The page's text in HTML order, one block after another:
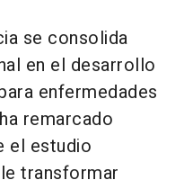
se consolida
en el desarrollo
enfermedades
remarcado
el estudio
transformar